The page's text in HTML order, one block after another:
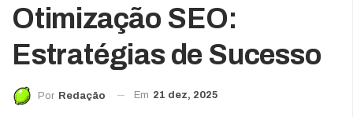
Otimização SEO:
Estratégias de Sucesso
Por Redação Em 21 dez, 2025